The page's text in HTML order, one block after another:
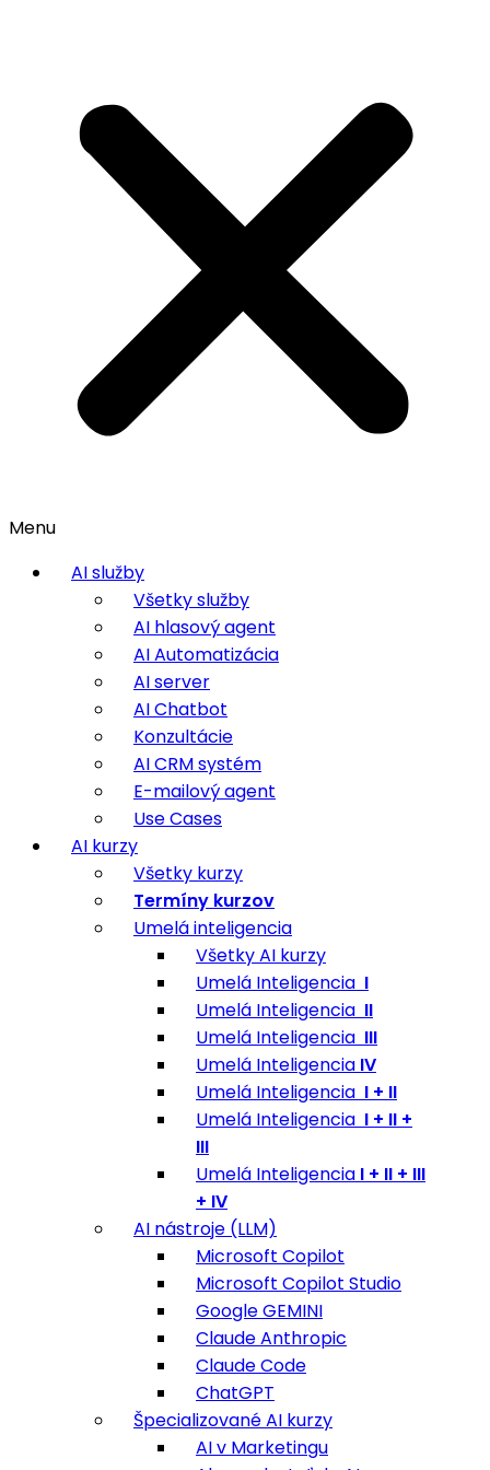
Menu
AI služby
Všetky služby
AI hlasový agent
AI Automatizácia
AI server
AI Chatbot
Konzultácie
AI CRM systém
E-mailový agent
Use Cases
AI kurzy
Všetky kurzy
Termíny kurzov
Umelá inteligencia
Všetky AI kurzy
Umelá Inteligencia I
Umelá Inteligencia II
Umelá Inteligencia III
Umelá Inteligencia IV
Umelá Inteligencia I + II
Umelá Inteligencia I + II +
III
Umelá Inteligencia I + II + III
+ IV
AI nástroje (LLM)
Microsoft Copilot
Microsoft Copilot Studio
Google GEMINI
Claude Anthropic
Claude Code
ChatGPT
Špecializované AI kurzy
AI v Marketingu